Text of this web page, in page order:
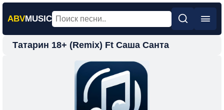
ABVMUSIC
Главная
Татарин 18+ (Remix) Ft Саша Санта